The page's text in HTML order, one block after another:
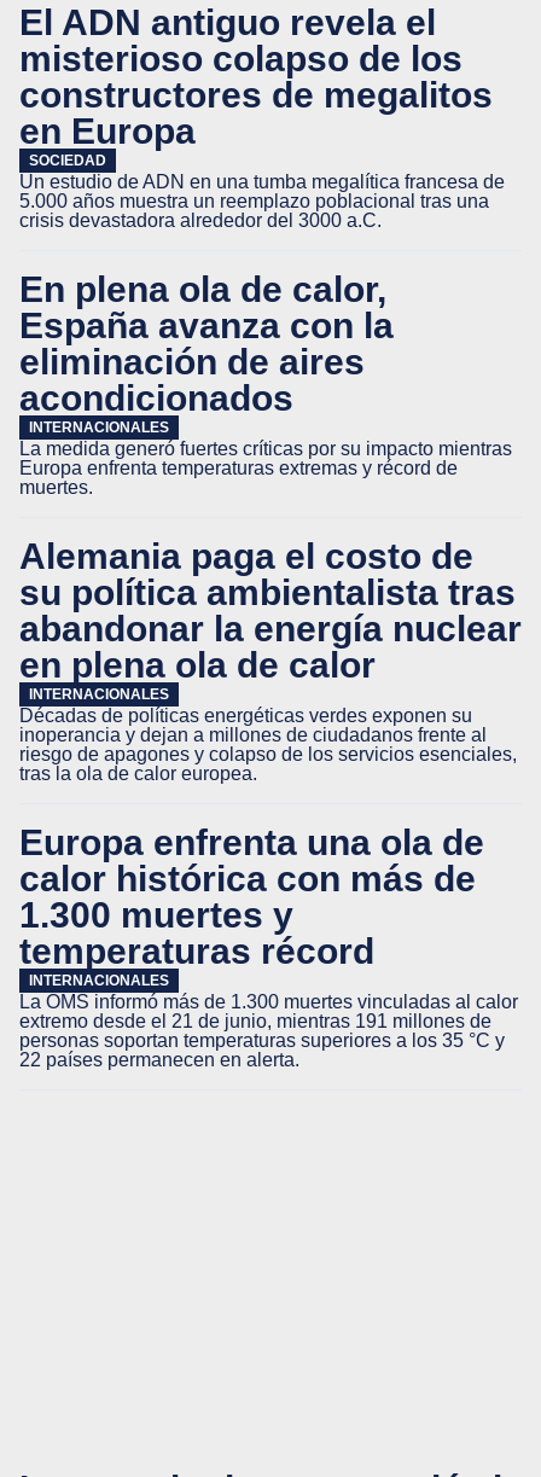
El ADN antiguo revela el
misterioso colapso de los
constructores de megalitos
en Europa
SOCIEDAD
Un estudio de ADN en una tumba megalítica francesa de
5.000 años muestra un reemplazo poblacional tras una
crisis devastadora alrededor del 3000 a.C.
En plena ola de calor,
España avanza con la
eliminación de aires
acondicionados
INTERNACIONALES
La medida generó fuertes críticas por su impacto mientras
Europa enfrenta temperaturas extremas y récord de
muertes.
Alemania paga el costo de
su política ambientalista tras
abandonar la energía nuclear
en plena ola de calor
INTERNACIONALES
Décadas de políticas energéticas verdes exponen su
inoperancia y dejan a millones de ciudadanos frente al
riesgo de apagones y colapso de los servicios esenciales,
tras la ola de calor europea.
Europa enfrenta una ola de
calor histórica con más de
1.300 muertes y
temperaturas récord
INTERNACIONALES
La OMS informó más de 1.300 muertes vinculadas al calor
extremo desde el 21 de junio, mientras 191 millones de
personas soportan temperaturas superiores a los 35 °C y
22 países permanecen en alerta.